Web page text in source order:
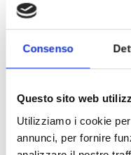
Consenso
Questo sito web
Utilizziamo i cookie
annunci, per fornire